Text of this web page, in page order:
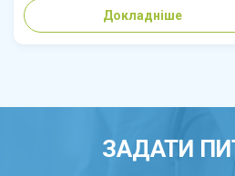
Докладніше
ЗАДАТИ